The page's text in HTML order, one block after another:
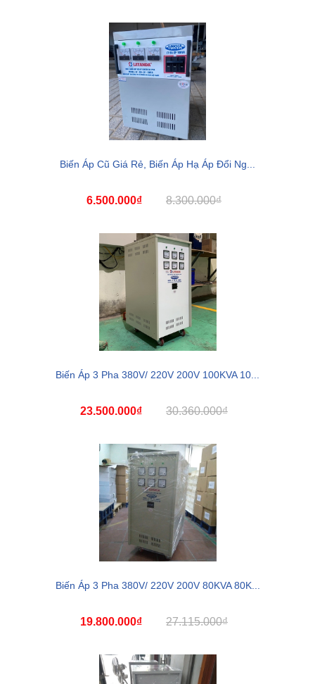
Biến Áp Cũ Giá Rẻ, Biến Áp Hạ Áp Đổi Ng...
6.500.000₫ 8.300.000₫
Biến Áp 3 Pha 380V/ 220V 200V 100KVA 10...
23.500.000₫ 30.360.000₫
Biến Áp 3 Pha 380V/ 220V 200V 80KVA 80K...
19.800.000₫ 27.115.000₫